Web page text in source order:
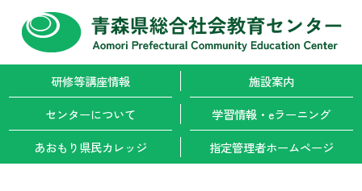
研修等講座情報
施設案内
センターについて
学習情報・ eラーニング
あおもり県民カレッジ
指定管理者ホームページ